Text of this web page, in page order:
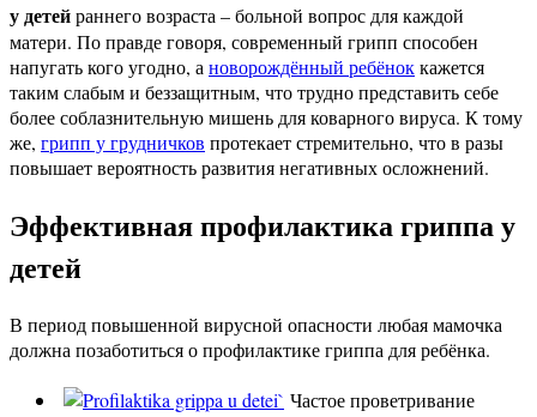
у детейраннего возраста – больной вопрос для каждой
матери. По правде говоря, современный грипп способен
напугать кого угодно, ановорождённый ребёноккажется
таким слабым и беззащитным, что трудно представить себе
более соблазнительную мишень для коварного вируса. К тому
же, грипп у грудничков протекает стремительно, что в разы
повышает вероятность развития негативных осложнений.
Эффективная профилактика гриппа у
детей
В период повышенной вирусной опасности любая мамочка
должна позаботиться о профилактике гриппа для ребёнка.
Частое проветривание